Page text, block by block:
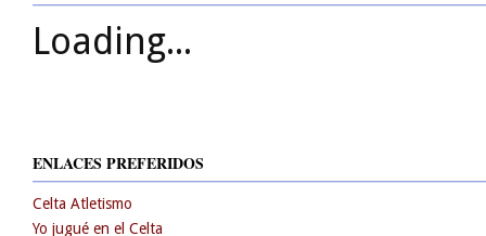
Loading...
ENLACES PREFERIDOS
Celta Atletismo
Yo jugué en el Celta